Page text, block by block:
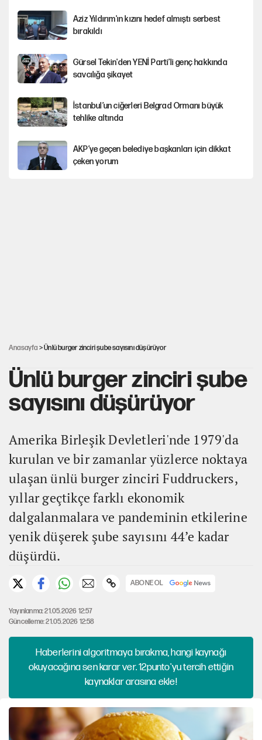
Aziz Yıldırım'ın kızını hedef almıştı serbest
bırakıldı
Gürsel Tekin'den YENİ Parti’li genç hakkında
savcılığa şikayet
İstanbul’un ciğerleri Belgrad Ormanı büyük
tehlike altında
AKP’ye geçen belediye başkanları için dikkat
çeken yorum
Anasayfa > Ünlü burger zinciri şube sayısını düşürüyor
Ünlü burger zinciri şube
sayısını düşürüyor
Amerika Birleşik Devletleri'nde 1979'da
kurulan ve bir zamanlar yüzlerce noktaya
ulaşan ünlü burger zinciri Fuddruckers,
yıllar geçtikçe farklı ekonomik
dalgalanmalara ve pandeminin etkilerine
yenik düşerek şube sayısını 44’e kadar
düşürdü.
ABONE OL
Yayınlanma: 21.05.2026 12:57
Güncelleme: 21.05.2026 12:58
Haberlerini algoritmaya bırakma, hangi kaynağı
okuyacağına sen karar ver. 12punto'yu tercih ettiğin
kaynaklar arasına ekle!